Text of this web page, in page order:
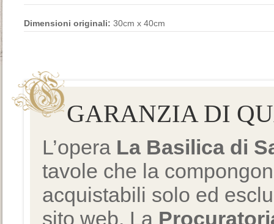
Dimensioni originali: 30cm x 40cm
GARANZIA DI
L’opera La Basilica di
tavole che la
acquistabili solo ed
sito web. La